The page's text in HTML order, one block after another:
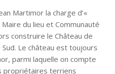
Martimor la charge d’«
du lieu et Communauté
construire le Château de
Le château est toujours
parmi laquelle on compte
propriétaires terriens